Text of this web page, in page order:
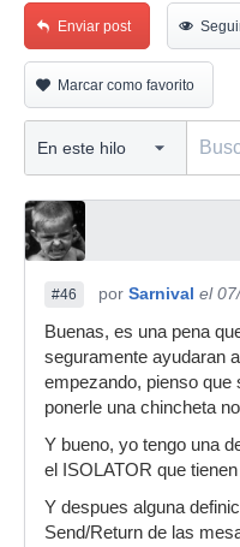
Enviar post
Marcar como favorito
#46 por Sarnival el
Buenas, es una pena
seguramente ayudaran
empezando, pienso que
ponerle una chincheta
Y bueno, yo tengo una
el ISOLATOR que
Y despues alguna
Send/Return de las